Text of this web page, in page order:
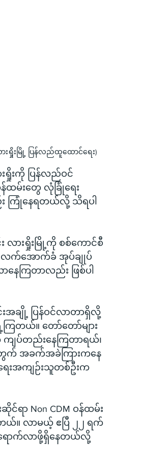
းရှိုးမြို့ ပြန်လည်ထူထောင်ရေး)
ရှိုးကို ပြန်လည်ဝင်
ထမ်းတွေ လုံခြုံရေး
း ကြုံနေရတယ်လို့ သိရပါ
လားရှိုးမြို့ကို စစ်ကောင်စီ
လက်အောက်ခံ အုပ်ချုပ်
ေကြတာလည်း ဖြစ်ပါ
းအချို့ ပြန်ဝင်လာတာရှိလို့
ယ်။ တော်တော်များ
ျပ်တည်းနေကြတာရယ်၊
တွက် အခက်အခဲကြားကနေ
ေးအကျဉ်းသူတစ်ဦးက
ရာ Non CDM ဝန်ထမ်း
ယ်။ လာမယ့် ဧပြီ ၂၂ ရက်
ရောက်လာဖို့ရှိနေတယ်လို့